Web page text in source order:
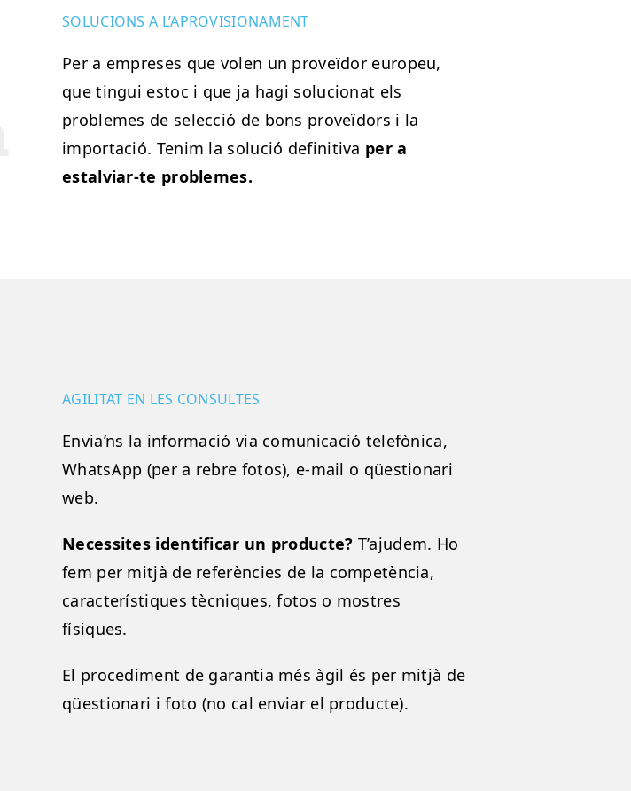
SOLUCIONS A L’APROVISIONAMENT
Per a empreses que volen un proveïdor europeu,
que tingui estoc i que ja hagi solucionat els
problemes de selecció de bons proveïdors i la
importació. Tenim la solució definitiva per a
estalviar-te problemes.
AGILITAT EN LES CONSULTES
Envia’ns la informació via comunicació telefònica,
WhatsApp (per a rebre fotos), e-mail o qüestionari
web.
Necessites identificar un producte? T’ajudem. Ho
fem per mitjà de referències de la competència,
característiques tècniques, fotos o mostres
físiques.
El procediment de garantia més àgil és per mitjà de
qüestionari i foto (no cal enviar el producte).